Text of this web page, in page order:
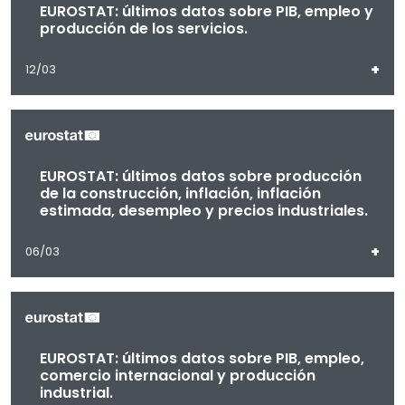
EUROSTAT: últimos datos sobre PIB, empleo y
producción de los servicios.
12/03 +
EUROSTAT: últimos datos sobre producción
de la construcción, inflación, inflación
estimada, desempleo y precios industriales.
06/03 +
EUROSTAT: últimos datos sobre PIB, empleo,
comercio internacional y producción
industrial.